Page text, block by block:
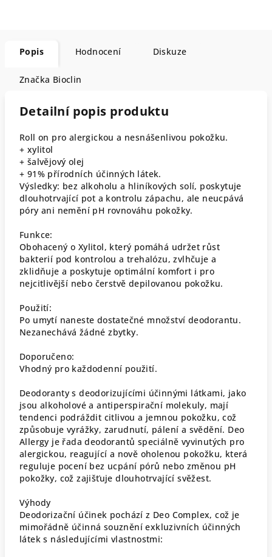
Popis Hodnocení Diskuze
Značka Bioclin
Detailní popis produktu
Roll on pro alergickou a nesnášenlivou pokožku.
+ xylitol
+ šalvějový olej
+ 91% přírodních účinných látek.
Výsledky: bez alkoholu a hliníkových solí, poskytuje
dlouhotrvající pot a kontrolu zápachu, ale neucpává
póry ani nemění pH rovnováhu pokožky.
Funkce:
Obohacený o Xylitol, který pomáhá udržet růst
bakterií pod kontrolou a trehalózu, zvlhčuje a
zklidňuje a poskytuje optimální komfort i pro
nejcitlivější nebo čerstvě depilovanou pokožku.
Použití:
Po umytí naneste dostatečné množství deodorantu.
Nezanechává žádné zbytky.
Doporučeno:
Vhodný pro každodenní použití.
Deodoranty s deodorizujícími účinnými látkami, jako
jsou alkoholové a antiperspirační molekuly, mají
tendenci podráždit citlivou a jemnou pokožku, což
způsobuje vyrážky, zarudnutí, pálení a svědění. Deo
Allergy je řada deodorantů speciálně vyvinutých pro
alergickou, reagující a nově oholenou pokožku, která
reguluje pocení bez ucpání pórů nebo změnou pH
pokožky, což zajišťuje dlouhotrvající svěžest.
Výhody
Deodorizační účinek pochází z Deo Complex, což je
mimořádně účinná souznění exkluzivních účinných
látek s následujícími vlastnostmi: